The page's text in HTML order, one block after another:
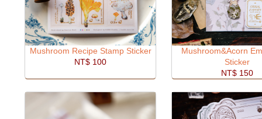
Mushroom Recipe Stamp Sticker
NT$ 100
Mushroom&Acorn
Sticker
NT$ 150